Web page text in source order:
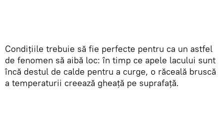
Condițiile trebuie să fie perfecte pentru ca un astfel
de fenomen să aibă loc: în timp ce apele lacului sunt
încă destul de calde pentru a curge, o răceală bruscă
a temperaturii creează gheață pe suprafață.